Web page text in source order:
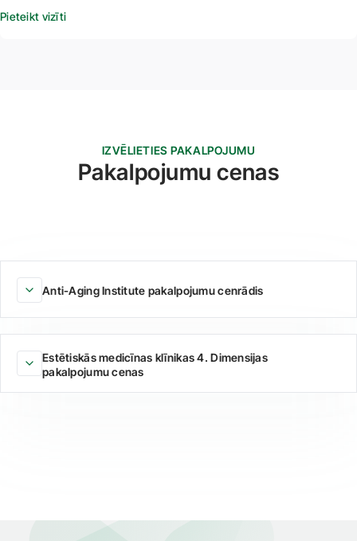
Pieteikt vizīti
IZVĒLIETIES PAKALPOJUMU
Pakalpojumu cenas
Anti-Aging Institute pakalpojumu cenrādis
Estētiskās medicīnas klīnikas 4. Dimensijas
pakalpojumu cenas